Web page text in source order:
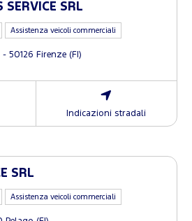
SERVICE SRL
Assistenza veicoli commerciali
50126 Firenze (FI)
Indicazioni stradali
SRL
Assistenza veicoli commerciali